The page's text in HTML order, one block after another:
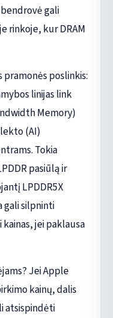
gali
rinkoje, kur DRAM
poslinkis:
linijas link
Memory)
(AI)
Tokia
pasiūlą ir
LPDDR5X
silpninti
jei paklausa
Jei Apple
kainų, dalis
atsispindėti